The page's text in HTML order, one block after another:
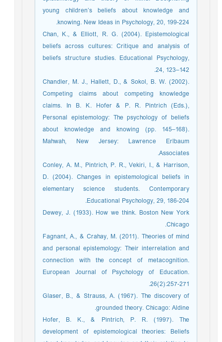
young children’s beliefs about knowledge and
knowing. New Ideas in Psychology, 20, 199-224.
Chan, K., & Elliott, R. G. (2004). Epistemological
beliefs across cultures: Critique and analysis of
beliefs structure studies. Educational Psychology,
24, 123–142.
Chandler, M. J., Hallett, D., & Sokol, B. W. (2002).
Competing claims about competing knowledge
claims. In B. K. Hofer & P. R. Pintrich (Eds.),
Personal epistemology: The psychology of beliefs
about knowledge and knowing (pp. 145–168).
Mahwah, New Jersey: Lawrence Erlbaum
Associates.
Conley, A. M., Pintrich, P. R., Vekiri, I., & Harrison,
D. (2004). Changes in epistemological beliefs in
elementary science students. Contemporary
Educational Psychology, 29, 186-204.
Dewey, J. (1933). How we think. Boston New York
Chicago.
Fagnant, A., & Crahay, M. (2011). Theories of mind
and personal epistemology: Their interrelation and
connection with the concept of metacognition.
European Journal of Psychology of Education.
26(2):257-271.
Glaser, B., & Strauss, A. (1967). The discovery of
grounded theory. Chicago: Aldine.
Hofer, B. K., & Pintrich, P. R. (1997). The
development of epistemological theories: Beliefs